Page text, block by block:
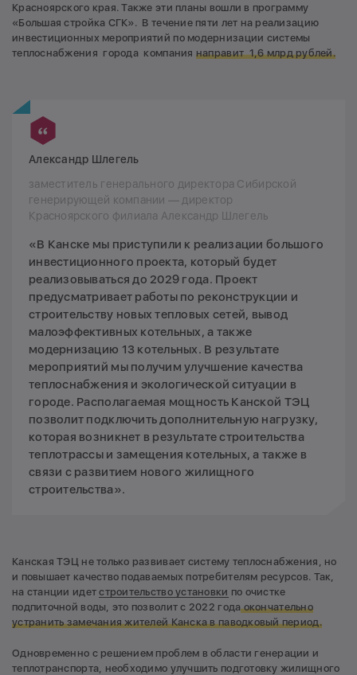
Красноярского края. Также эти планы вошли в программу
«Большая стройка СГК». В течение пяти лет на реализацию
инвестиционных мероприятий по модернизации системы
теплоснабжения города компания направит 1,6 млрд рублей.
Александр Шлегель
заместитель генерального директора Сибирской
генерирующей компании — директор
Красноярского филиала Александр Шлегель
«В Канске мы приступили к реализации большого
инвестиционного проекта, который будет
реализовываться до 2029 года. Проект
предусматривает работы по реконструкции и
строительству новых тепловых сетей, вывод
малоэффективных котельных, а также
модернизацию 13 котельных. В результате
мероприятий мы получим улучшение качества
теплоснабжения и экологической ситуации в
городе. Располагаемая мощность Канской ТЭЦ
позволит подключить дополнительную нагрузку,
которая возникнет в результате строительства
теплотрассы и замещения котельных, а также в
связи с развитием нового жилищного
строительства».
Канская ТЭЦ не только развивает систему теплоснабжения, но
и повышает качество подаваемых потребителям ресурсов. Так,
на станции идетстроительство установки по очистке
подпиточной воды, это позволит с 2022 годаокончательно
устранить замечания жителей Канска в паводковый период.
Одновременно с решением проблем в области генерации и
теплотранспорта, необходимо улучшить подготовку жилищного